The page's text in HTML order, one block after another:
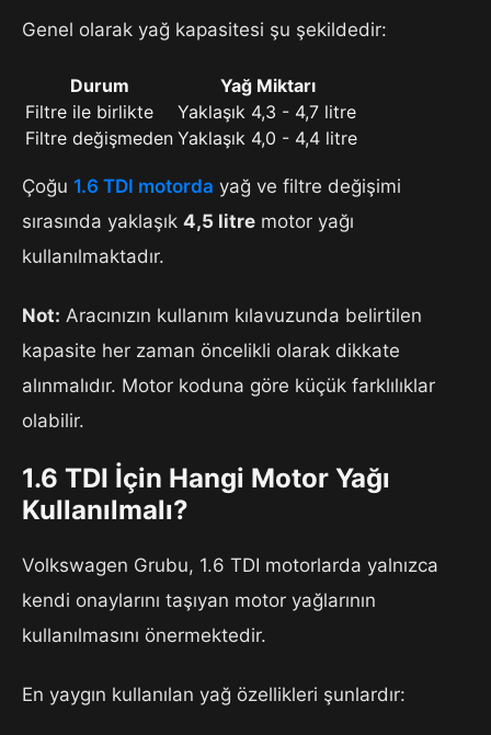
Genel olarak yağ kapasitesi şu şekildedir:
Durum
Yağ Miktarı
Filtre ile birlikte
Yaklaşık 4,3 - 4,7 litre
Filtre değişmeden Yaklaşık 4,0 - 4,4 litre
Çoğu 1.6 TDI motorda yağ ve filtre değişimi
sırasında yaklaşık 4,5 litre motor yağı
kullanılmaktadır.
Not: Aracınızın kullanım kılavuzunda belirtilen
kapasite her zaman öncelikli olarak dikkate
alınmalıdır. Motor koduna göre küçük farklılıklar
olabilir.
1.6 TDI İçin Hangi Motor Yağı
Kullanılmalı?
Volkswagen Grubu, 1.6 TDI motorlarda yalnızca
kendi onaylarını taşıyan motor yağlarının
kullanılmasını önermektedir.
En yaygın kullanılan yağ özellikleri şunlardır: